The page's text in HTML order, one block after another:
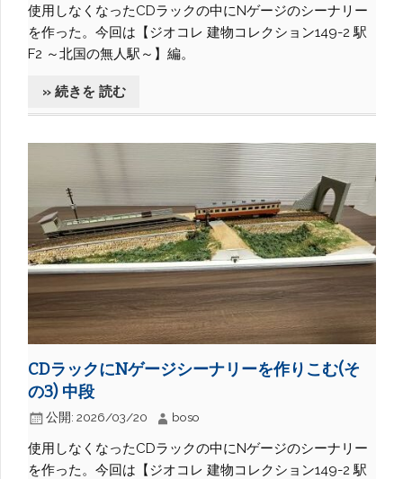
使用しなくなったCDラックの中にNゲージのシーナリー
を作った。今回は【ジオコレ 建物コレクション149-2 駅
F2 ～北国の無人駅～】編。
» 続きを 読む
CDラックにNゲージシーナリーを作りこむ(そ
の3) 中段
公開: 2026/03/20 boso
使用しなくなったCDラックの中にNゲージのシーナリー
を作った。今回は【ジオコレ 建物コレクション149-2 駅